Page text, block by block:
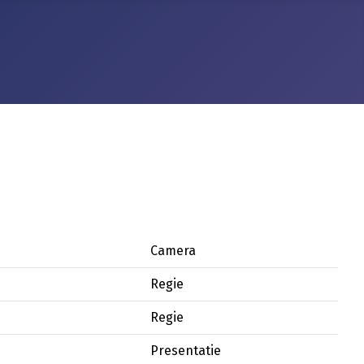
Camera
Regie
Regie
Presentatie